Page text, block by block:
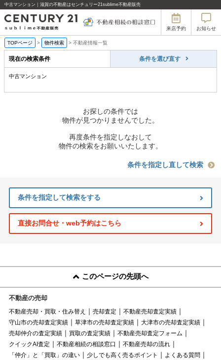
中古マンション｜滋賀の不動産はセンチュリー21sublime不動産販売
来店予約 お知らせ
TOPページ > 物件検索 > 不動産情報一覧
現在の検索条件 条件を選び直す
中古マンション
お探しの条件では
物件が見つかりませんでした。
再度条件を指定しなおして
物件の検索をお願いいたします。
条件を指定し直して検索
条件を指定して検索をする
直接お問合せ・web予約はこちら
このページの先頭へ
不動産の売却
不動産売却・買取・住み替え 売却査定
不動産売却査定実績
守山市の売却査定実績
草津市の売却査定実績
大津市の売却査定実績
売却仲介の査定実績
買取の査定実績
不動産売却査定フォーム
クイックAI査定
不動産相続の相談窓口
不動産売却の流れ
「仲介」と「買取」の違い
少しでも高く売るポイント
よくある質問